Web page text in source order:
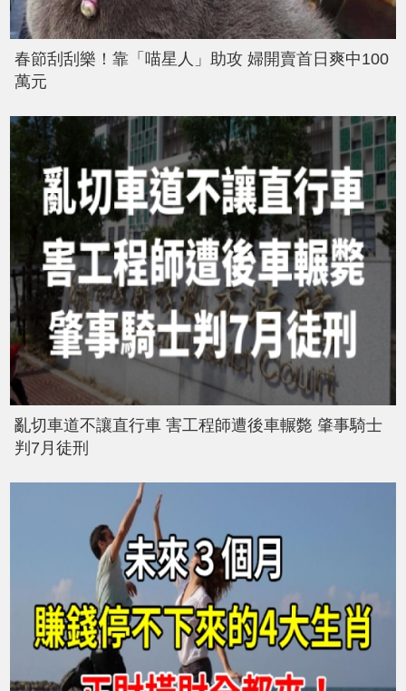
春節刮刮樂！靠「喵星人」助攻 婦開賣首日爽中100
萬元
亂切車道不讓直行車 害工程師遭後車輾斃 肇事騎士
判7月徒刑